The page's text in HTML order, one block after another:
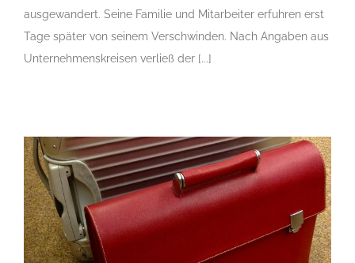
ausgewandert. Seine Familie und Mitarbeiter erfuhren erst
Tage später von seinem Verschwinden. Nach Angaben aus
Unternehmenskreisen verließ der [...]